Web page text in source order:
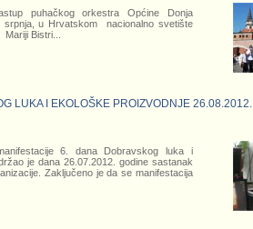
puhačkog orkestra Općine Donja
srpnja, u Hrvatskom nacionalno svetište
Mariji Bistri...
LUKA I EKOLOŠKE PROIZVODNJE 26.08.2012.
6. dana Dobravskog luka i
je dana 26.07.2012. godine sastanak
Zaključeno je da se manifestacija